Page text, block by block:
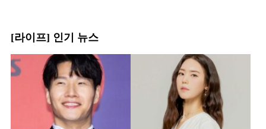
[라이프] 인기 뉴스